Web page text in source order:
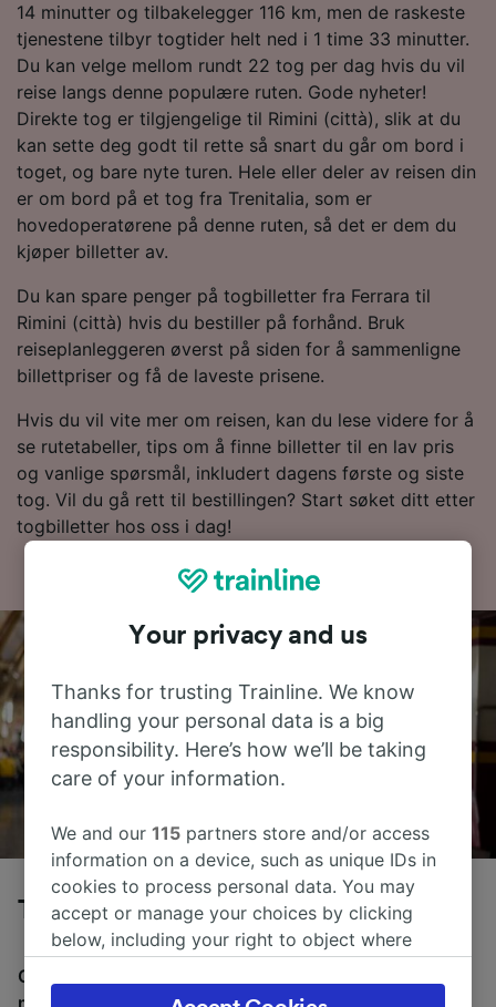
14 minutter og tilbakelegger 116 km, men de raskeste
tjenestene tilbyr togtider helt ned i 1 time 33 minutter.
Du kan velge mellom rundt 22 tog per dag hvis du vil
reise langs denne populære ruten. Gode nyheter!
Direkte tog er tilgjengelige til Rimini (città), slik at du
kan sette deg godt til rette så snart du går om bord i
toget, og bare nyte turen. Hele eller deler av reisen din
er om bord på et tog fra Trenitalia, som er
hovedoperatørene på denne ruten, så det er dem du
kjøper billetter av.
Du kan spare penger på togbilletter fra Ferrara til
Rimini (città) hvis du bestiller på forhånd. Bruk
reiseplanleggeren øverst på siden for å sammenligne
billettpriser og få de laveste prisene.
Hvis du vil vite mer om reisen, kan du lese videre for å
se rutetabeller, tips om å finne billetter til en lav pris
og vanlige spørsmål, inkludert dagens første og siste
tog. Vil du gå rett til bestillingen? Start søket ditt etter
togbilletter hos oss i dag!
Tog fra Ferrara til Rimini (città)
Gjennomsnittlig tid å reise fra Ferrara til Rimini (città)
Your privacy and us
Thanks for trusting Trainline. We know
handling your personal data is a big
responsibility. Here’s how we’ll be taking
care of your information.
We and our115 partners store and/or access
information on a device, such as unique IDs in
cookies to process personal data. You may
accept or manage your choices by clicking
below, including your right to object where
the privacy policy page. These choices will be